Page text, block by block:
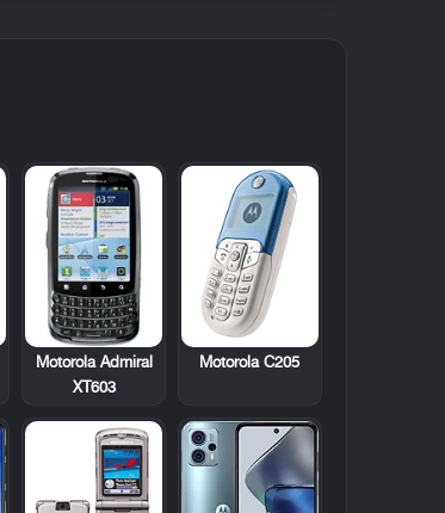
Motorola C205
Motorola Admiral
XT603